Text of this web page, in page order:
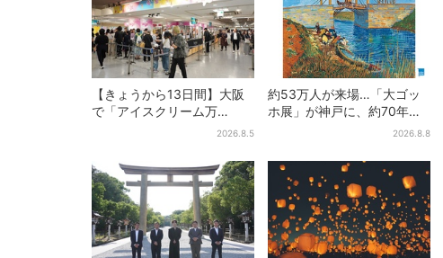
【きょうから13日間】大阪
で「アイスクリーム万
博」、全国34ブランド・
ソフト」に行列
2026.8.5
約53万人が来場…「大ゴッ
ホ展」が神戸に、約70年ぶ
り『アルルの跳ね橋』来
売も
2026.8.8